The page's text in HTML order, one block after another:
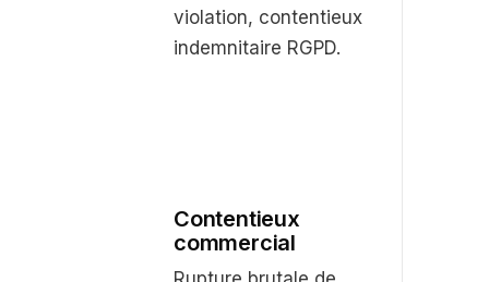
violation, contentieux
indemnitaire RGPD.
Contentieux
commercial